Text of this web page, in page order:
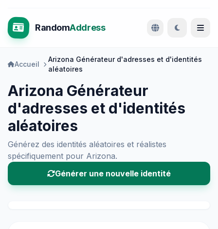
RandomAddress
Accueil
Arizona Générateur d'adresses et d'identités
aléatoires
Arizona Générateur
d'adresses et d'identités
aléatoires
Générez des identités aléatoires et réalistes
spécifiquement pour Arizona.
Générer une nouvelle identité